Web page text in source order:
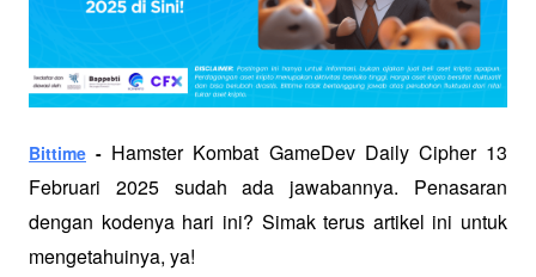
Bittime - Hamster Kombat GameDev Daily Cipher 13
Februari 2025 sudah ada jawabannya. Penasaran
dengan kodenya hari ini? Simak terus artikel ini untuk
mengetahuinya, ya!